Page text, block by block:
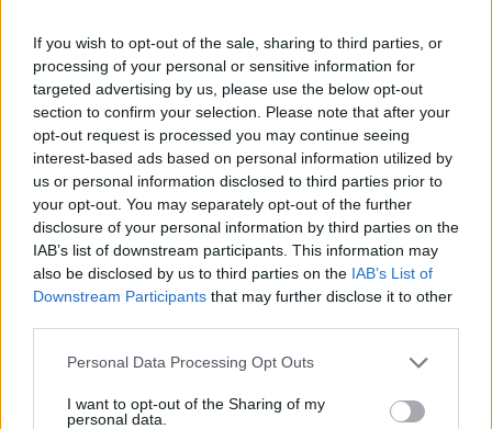
If you wish to opt-out of the sale, sharing to third parties, or
processing of your personal or sensitive information for
targeted advertising by us, please use the below opt-out
section to confirm your selection. Please note that after your
opt-out request is processed you may continue seeing
interest-based ads based on personal information utilized by
us or personal information disclosed to third parties prior to
your opt-out. You may separately opt-out of the further
disclosure of your personal information by third parties on the
IAB’s list of downstream participants. This information may
also be disclosed by us to third parties on the IAB’s List of
Downstream Participants that may further disclose it to other
Please note that this website/app uses one or more Google
not limited to your visit or usage behaviour. You may click to
Personal Data Processing Opt Outs
I want to opt-out of the Sharing of my
personal data.